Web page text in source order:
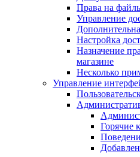
Права на
Управление
Настройка
Назначение
магазине
Несколько
Управление
Горячие